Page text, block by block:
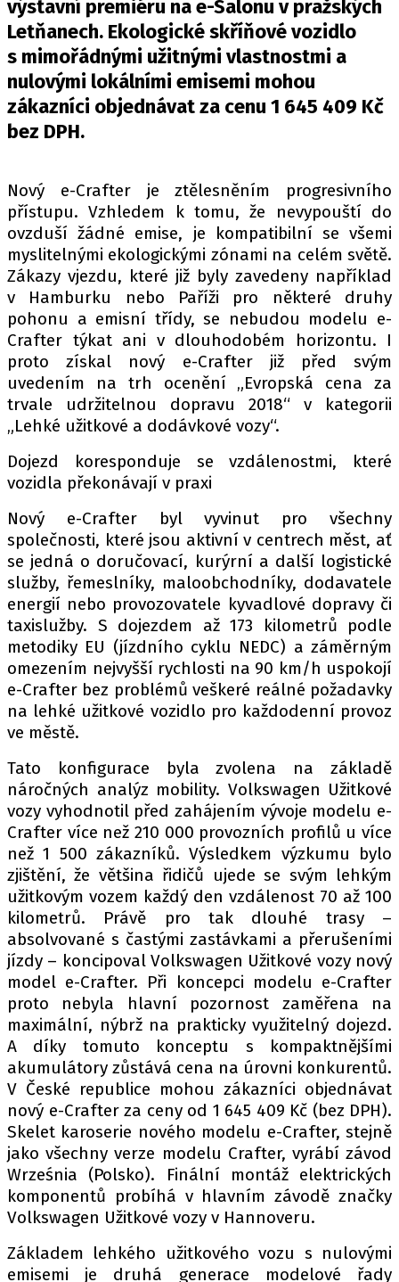
ZE SVĚTA
MOTORSPORT
PIT LANE
ČEŠI V AKCI
SLEDUJTE NÁS NA|
Máte příběh, fotku nebo video?
Pošlete e-mail na autoroad.cz
ETICKÝ KODEX
KONTAKT
VYDAVATEL
OSOBNÍ ÚDAJE / COOKIES
Provozovatelem serveru autoroad.cz je
INCORP MEDIA GROUP s.r.o., IČ: 118 23 054
výstavní premiéru na e-Salonu v pražských
Letňanech. Ekologické skříňové vozidlo
s mimořádnými užitnými vlastnostmi a
nulovými lokálními emisemi mohou
zákazníci objednávat za cenu 1 645 409 Kč
bez DPH.
Nový e-Crafter je ztělesněním progresivního
přístupu. Vzhledem k tomu, že nevypouští do
ovzduší žádné emise, je kompatibilní se všemi
myslitelnými ekologickými zónami na celém světě.
Zákazy vjezdu, které již byly zavedeny například
v Hamburku nebo Paříži pro některé druhy
pohonu a emisní třídy, se nebudou modelu e-
Crafter týkat ani v dlouhodobém horizontu. I
proto získal nový e-Crafter již před svým
uvedením na trh ocenění „Evropská cena za
trvale udržitelnou dopravu 2018“ v kategorii
„Lehké užitkové a dodávkové vozy“.
Dojezd koresponduje se vzdálenostmi, které
vozidla překonávají v praxi
Nový e-Crafter byl vyvinut pro všechny
společnosti, které jsou aktivní v centrech měst, ať
se jedná o doručovací, kurýrní a další logistické
služby, řemeslníky, maloobchodníky, dodavatele
energií nebo provozovatele kyvadlové dopravy či
taxislužby. S dojezdem až 173 kilometrů podle
metodiky EU (jízdního cyklu NEDC) a záměrným
omezením nejvyšší rychlosti na 90 km/h uspokojí
e-Crafter bez problémů veškeré reálné požadavky
na lehké užitkové vozidlo pro každodenní provoz
ve městě.
Tato konfigurace byla zvolena na základě
náročných analýz mobility. Volkswagen Užitkové
vozy vyhodnotil před zahájením vývoje modelu e-
Crafter více než 210 000 provozních profilů u více
než 1 500 zákazníků. Výsledkem výzkumu bylo
zjištění, že většina řidičů ujede se svým lehkým
užitkovým vozem každý den vzdálenost 70 až 100
kilometrů. Právě pro tak dlouhé trasy –
absolvované s častými zastávkami a přerušeními
jízdy – koncipoval Volkswagen Užitkové vozy nový
model e-Crafter. Při koncepci modelu e-Crafter
proto nebyla hlavní pozornost zaměřena na
maximální, nýbrž na prakticky využitelný dojezd.
A díky tomuto konceptu s kompaktnějšími
akumulátory zůstává cena na úrovni konkurentů.
V České republice mohou zákazníci objednávat
nový e-Crafter za ceny od 1 645 409 Kč (bez DPH).
Skelet karoserie nového modelu e-Crafter, stejně
jako všechny verze modelu Crafter, vyrábí závod
Września (Polsko). Finální montáž elektrických
komponentů probíhá v hlavním závodě značky
Volkswagen Užitkové vozy v Hannoveru.
Základem lehkého užitkového vozu s nulovými
emisemi je druhá generace modelové řady